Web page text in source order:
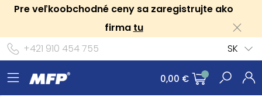
Pre veľkoobchodné ceny sa zaregistrujte ako
firma tu
+421 910 454 755
SK
0,00 €